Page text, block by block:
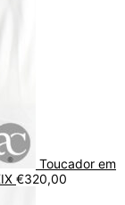
Toucador em
€320,00